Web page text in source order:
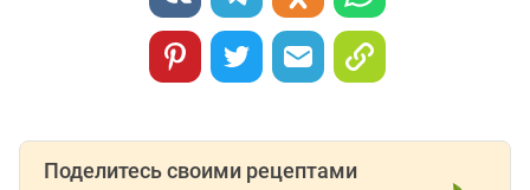
Поделитесь своими рецептами